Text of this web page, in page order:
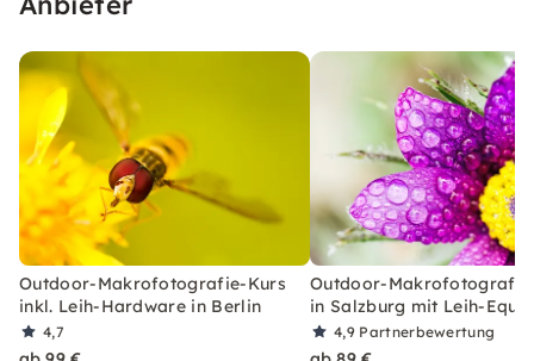
Outdoor-Makrofotografie-Kurs
inkl. Leih-Hardware in Berlin
4,7
Outdoor-
in Salzburg mit Leih-
4,9 Partnerbewertung